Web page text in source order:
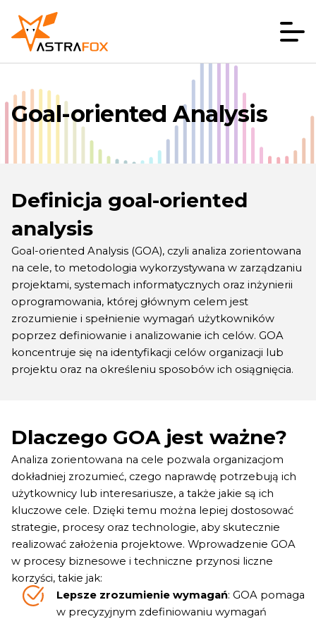
Goal-oriented Analysis
Definicja goal-oriented
analysis
Goal-oriented Analysis (GOA), czyli analiza zorientowana
na cele, to metodologia wykorzystywana w zarządzaniu
projektami, systemach informatycznych oraz inżynierii
oprogramowania, której głównym celem jest
zrozumienie i spełnienie wymagań użytkowników
poprzez definiowanie i analizowanie ich celów. GOA
koncentruje się na identyfikacji celów organizacji lub
projektu oraz na określeniu sposobów ich osiągnięcia.
Dlaczego GOA jest ważne?
Analiza zorientowana na cele pozwala organizacjom
dokładniej zrozumieć, czego naprawdę potrzebują ich
użytkownicy lub interesariusze, a także jakie są ich
kluczowe cele. Dzięki temu można lepiej dostosować
strategie, procesy oraz technologie, aby skutecznie
realizować założenia projektowe. Wprowadzenie GOA
w procesy biznesowe i techniczne przynosi liczne
korzyści, takie jak:
Lepsze zrozumienie wymagań: GOA pomaga
w precyzyjnym zdefiniowaniu wymagań